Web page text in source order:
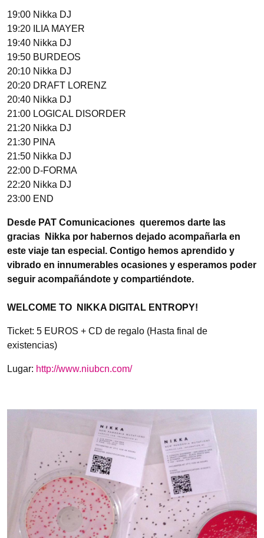
19:00 Nikka DJ
19:20 ILIA MAYER
19:40 Nikka DJ
19:50 BURDEOS
20:10 Nikka DJ
20:20 DRAFT LORENZ
20:40 Nikka DJ
21:00 LOGICAL DISORDER
21:20 Nikka DJ
21:30 PINA
21:50 Nikka DJ
22:00 D-FORMA
22:20 Nikka DJ
23:00 END
Desde PAT Comunicaciones queremos darte las
gracias Nikka por habernos dejado acompañarla en
este viaje tan especial. Contigo hemos aprendido y
vibrado en innumerables ocasiones y esperamos poder
seguir acompañándote y compartiéndote.
WELCOME TO NIKKA DIGITAL ENTROPY!
Ticket: 5 EUROS + CD de regalo (Hasta final de
existencias)
Lugar: http://www.niubcn.com/